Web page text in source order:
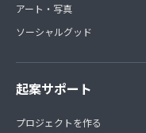
アート・写真
ソーシャルグッド
起案サポート
プロジェクトを作る